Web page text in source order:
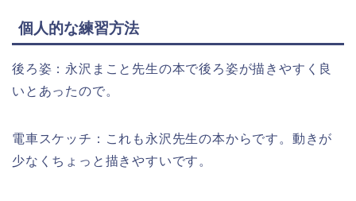
個人的な練習方法
後ろ姿：永沢まこと先生の本で後ろ姿が描きやすく良
いとあったので。
電車スケッチ：これも永沢先生の本からです。動きが
少なくちょっと描きやすいです。